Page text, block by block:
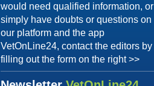
would need qualified information, or
simply have doubts or questions on
our platform and the app
VetOnLine24, contact the editors by
filling out the form on the right >>